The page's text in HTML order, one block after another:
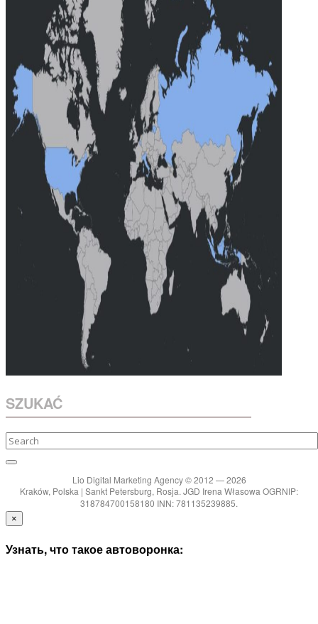
SZUKAĆ
Lio Digital Marketing Agency © 2012 — 2026
Kraków, Polska | Sankt Petersburg, Rosja. JGD Irena Własowa OGRNIP:
318784700158180 INN: 781135239885.
×
Узнать, что такое автоворонка: